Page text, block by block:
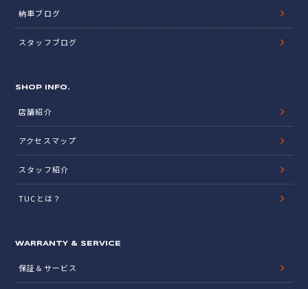
納車ブログ
スタッフブログ
SHOP INFO.
店舗紹介
アクセスマップ
スタッフ紹介
TUCとは？
WARRANTY & SERVICE
保証＆サービス